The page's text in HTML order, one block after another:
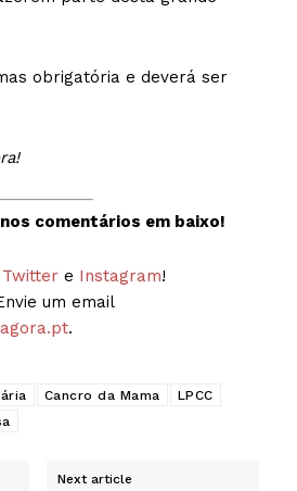
obrigatória e deverá ser
comentários em baixo!
Twitter e Instagram!
um email
.
Cancro da Mama
LPCC
Next article